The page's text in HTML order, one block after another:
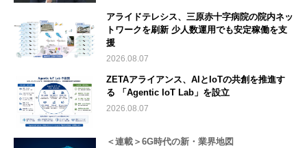
アライドテレシス、三原赤十字病院の院内ネッ
トワークを刷新 少人数運用でも安定稼働を支
援
2026.08.07
ZETAアライアンス、AIとIoTの共創を推進す
る 「Agentic IoT Lab」を設立
2026.08.07
＜連載＞6G時代の新・業界地図